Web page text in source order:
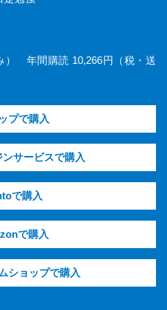
） 年間購読 10,266円（税・送
プで購入
サービスで購入
で購入
で購入
ショップで購入